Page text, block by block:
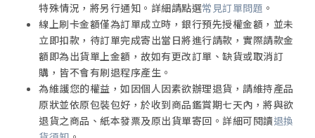
特殊情況，將另行通知。詳細請點選常見訂單問題 。
線上刷卡金額僅為訂單成立時，銀行預先授權金額，並未
立即扣款，待訂單完成寄出當日將進行請款，實際請款金
額即為出貨單上金額，故如有更改訂單、缺貨或取消訂
購，皆不會有刷退程序產生。
為維護您的權益，如因個人因素欲辦理退貨，請維持產品
原狀並依原包裝包好，於收到商品鑑賞期七天內，將與欲
退貨之商品、紙本發票及原出貨單寄回。詳細可閱讀退換